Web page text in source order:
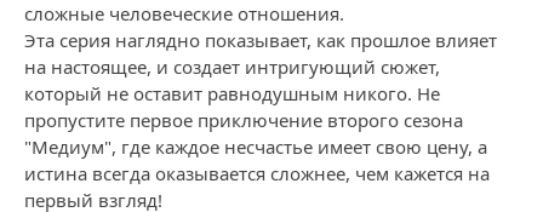
сложные человеческие отношения.
Эта серия наглядно показывает, как прошлое влияет
на настоящее, и создает интригующий сюжет,
который не оставит равнодушным никого. Не
пропустите первое приключение второго сезона
"Медиум", где каждое несчастье имеет свою цену, а
истина всегда оказывается сложнее, чем кажется на
первый взгляд!